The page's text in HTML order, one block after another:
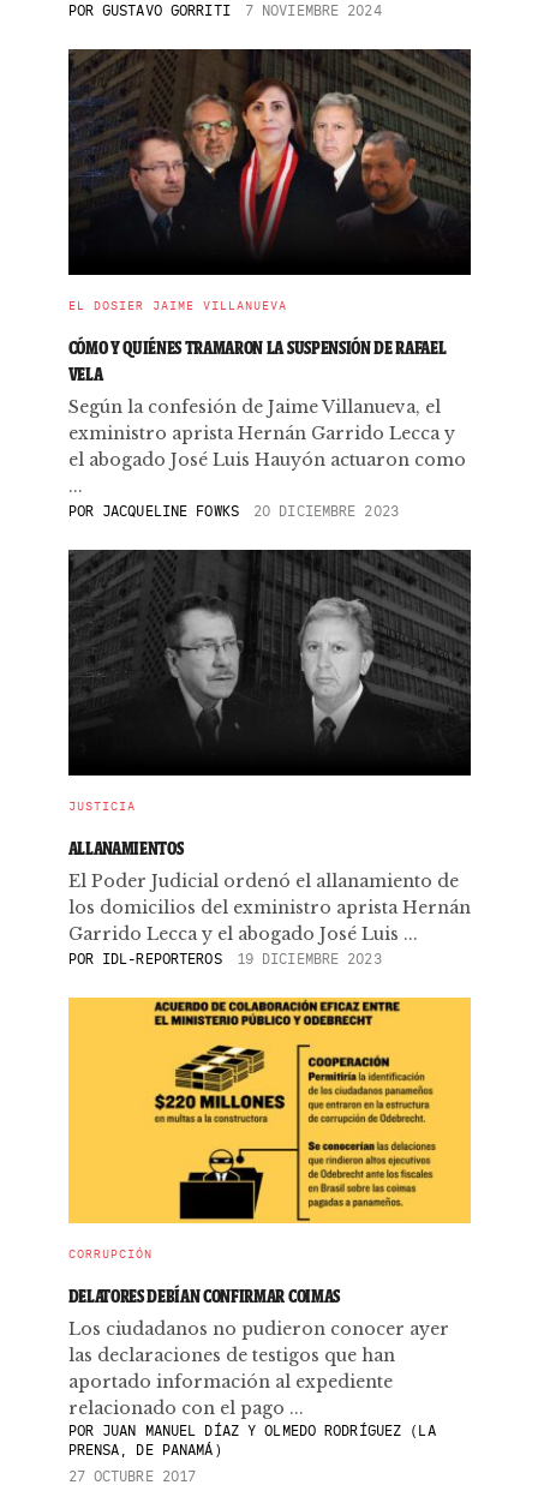
POR GUSTAVO GORRITI 7 NOVIEMBRE 2024
EL DOSIER JAIME VILLANUEVA
CÓMO Y QUIÉNES TRAMARON LA SUSPENSIÓN DE RAFAEL
VELA
Según la confesión de Jaime Villanueva, el
exministro aprista Hernán Garrido Lecca y
el abogado José Luis Hauyón actuaron como
...
POR JACQUELINE FOWKS 20 DICIEMBRE 2023
JUSTICIA
ALLANAMIENTOS
El Poder Judicial ordenó el allanamiento de
los domicilios del exministro aprista Hernán
Garrido Lecca y el abogado José Luis ...
POR IDL-REPORTEROS 19 DICIEMBRE 2023
CORRUPCIÓN
DELATORES DEBÍAN CONFIRMAR COIMAS
Los ciudadanos no pudieron conocer ayer
las declaraciones de testigos que han
aportado información al expediente
relacionado con el pago ...
PORJUAN MANUEL DÍAZ Y OLMEDO RODRÍGUEZ (LA
PRENSA, DE PANAMÁ)
27 OCTUBRE 2017